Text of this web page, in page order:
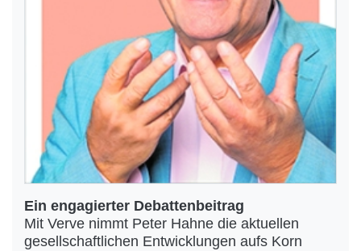
Ein engagierter Debattenbeitrag
Mit Verve nimmt Peter Hahne die aktuellen
gesellschaftlichen Entwicklungen aufs Korn